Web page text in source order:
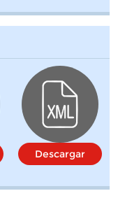
Descargar